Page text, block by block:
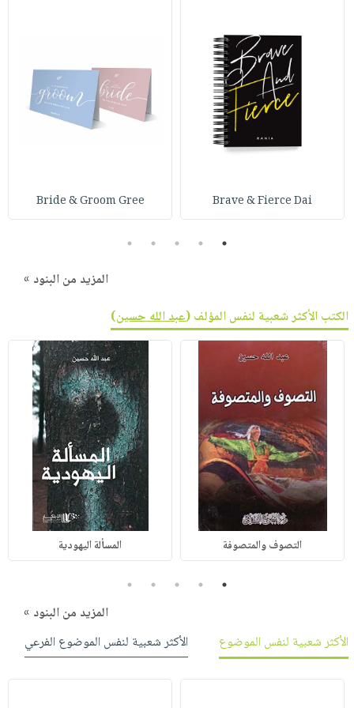
أطفال
مناسبات
أسئلة
خدمات
كتابك
تواصل
الإصدارات
Brave & Fierce Dai
Bride & Groom Gree
1
2
3
4
5
المزيد من البنود »
الكتب الأكثر شعبية لنفس المؤلف (عبد الله حسين)
التصوف والمتصوفة المسألة اليهودية
1
2
3
4
5
المزيد من البنود »
الأكثر شعبية لنفس الموضوع
الأكثر شعبية لنفس الموضوع الفرعي